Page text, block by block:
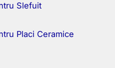
Slefuit
Placi Ceramice